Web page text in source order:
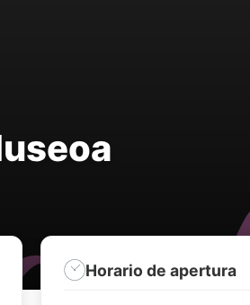
Horario de apertura